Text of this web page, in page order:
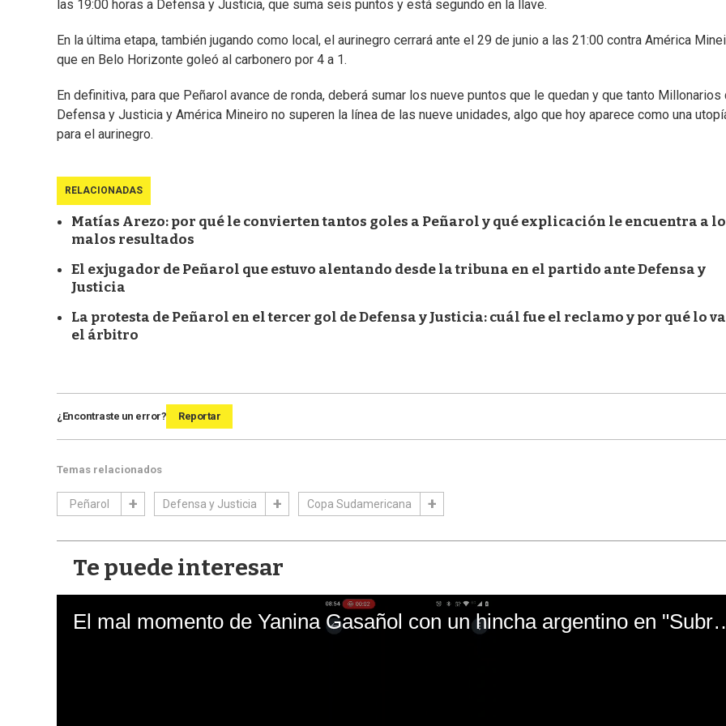
las 19:00 horas a Defensa y Justicia, que suma seis puntos y está segundo en la llave.
En la última etapa, también jugando como local, el aurinegro cerrará ante el 29 de junio a las 21:00 contra América
que en Belo Horizonte goleó al carbonero por 4 a 1.
En definitiva, para que Peñarol avance de ronda, deberá sumar los nueve puntos que le quedan y que tanto Millonarios
Defensa y Justicia y América Mineiro no superen la línea de las nueve unidades, algo que hoy aparece como una
para el aurinegro.
RELACIONADAS
Matías Arezo: por qué le convierten tantos goles a Peñarol y qué explicación le encuentra a
malos resultados
El exjugador de Peñarol que estuvo alentando desde la tribuna en el partido ante Defensa y
Justicia
La protesta de Peñarol en el tercer gol de Defensa y Justicia: cuál fue el reclamo y por qué lo
el árbitro
¿Encontraste un error? Reportar
Temas relacionados
Peñarol Defensa y Justicia Copa Sudamericana
Te puede interesar
El mal momento de Yanina